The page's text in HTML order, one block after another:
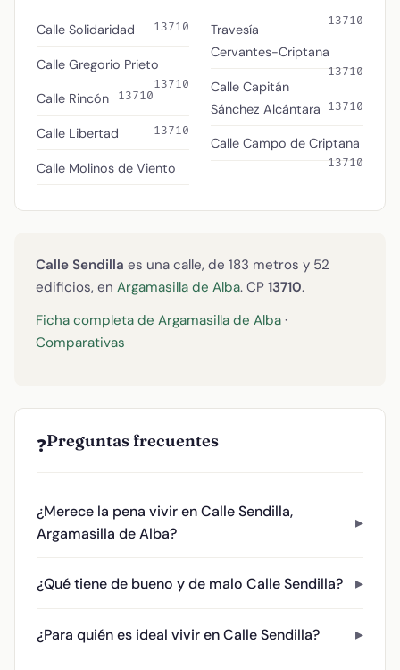
Calle Solidaridad 13710
Calle Gregorio Prieto
13710
Calle Rincón 13710
Calle Libertad 13710
Calle Molinos de Viento
13710
Travesía
Cervantes-Criptana
13710
Calle Capitán
Sánchez Alcántara
13710
Calle Campo de Criptana
13710
Calle Sendilla es una calle, de 183 metros y 52
edificios, en Argamasilla de Alba. CP 13710.
Ficha completa de Argamasilla de Alba ·
Comparativas
❓Preguntas frecuentes
¿Merece la pena vivir en Calle Sendilla,
Argamasilla de Alba?
¿Qué tiene de bueno y de malo Calle Sendilla?
¿Para quién es ideal vivir en Calle Sendilla?